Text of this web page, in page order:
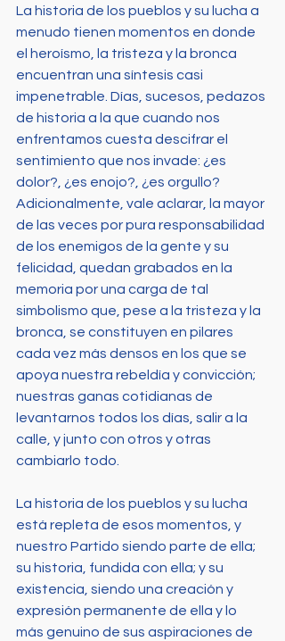
La historia de los pueblos y su lucha a
menudo tienen momentos en donde
el heroísmo, la tristeza y la bronca
encuentran una síntesis casi
impenetrable. Días, sucesos, pedazos
de historia a la que cuando nos
enfrentamos cuesta descifrar el
sentimiento que nos invade: ¿es
dolor?, ¿es enojo?, ¿es orgullo?
Adicionalmente, vale aclarar, la mayor
de las veces por pura responsabilidad
de los enemigos de la gente y su
felicidad, quedan grabados en la
memoria por una carga de tal
simbolismo que, pese a la tristeza y la
bronca, se constituyen en pilares
cada vez más densos en los que se
apoya nuestra rebeldía y convicción;
nuestras ganas cotidianas de
levantarnos todos los días, salir a la
calle, y junto con otros y otras
cambiarlo todo.
La historia de los pueblos y su lucha
está repleta de esos momentos, y
nuestro Partido siendo parte de ella;
su historia, fundida con ella; y su
existencia, siendo una creación y
expresión permanente de ella y lo
más genuino de sus aspiraciones de